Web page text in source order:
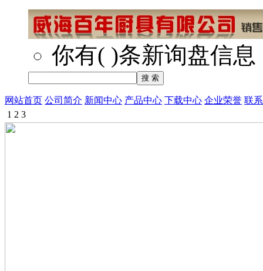
你有( )条新询盘信息
网站首页 公司简介 新闻中心 产品中心 下载中心 企业荣誉 联
1 2 3